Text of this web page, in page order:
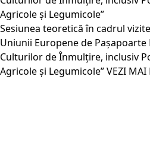
Sesiunea teoretică în cadrul
Uniunii Europene de
Culturilor de Înmulțire, inclusiv
Agricole și Legumicole”VEZI MAI